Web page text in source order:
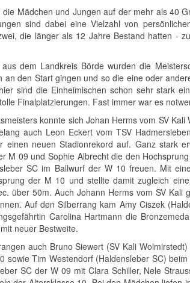
Mädchen und Jungen auf der mehr als 40
sind dabei eine Vielzahl von
die länger als 12 Jahre Bestand hatten -
dem Landkreis Börde wurden die
an den Start gingen und so die eine oder
sind die Einheimischen schon sehr stark
Finalplatzierungen. Fast immer war es
konnte sich Johan Herms vom SV
auch Leon Eckert vom TSV
einen neuen Stadionrekord auf. Ganz stark
M 09 und Sophie Albrecht die den
SC im Ballwurf der W 10 freuen. Mit
der M 10 und stellte damit zugleich
über 50m. Auch Johann Herms vom SV
Auf den Silberrang kam Amy Ciszek
Carolina Hartmann die
neuer Bestweite.
auch Bruno Siewert (SV Kali
sowie Tim Westendorf (Haldensleber SC)
SC der W 09 mit Clara Schiller, Nele